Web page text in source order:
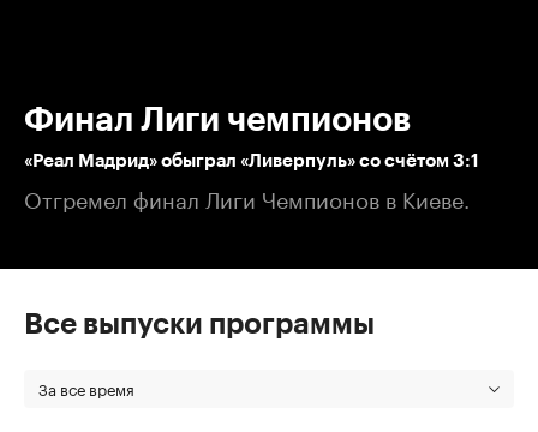
Финал Лиги чемпионов
«Реал Мадрид» обыграл «Ливерпуль» со счётом 3:1
Отгремел финал Лиги Чемпионов в Киеве.
Все выпуски программы
За все время